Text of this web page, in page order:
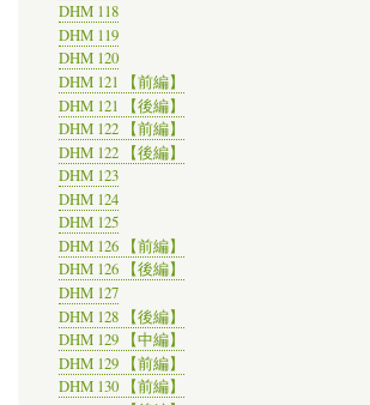
DHM 118
DHM 119
DHM 120
DHM 121 【前編】
DHM 121 【後編】
DHM 122 【前編】
DHM 122 【後編】
DHM 123
DHM 124
DHM 125
DHM 126 【前編】
DHM 126 【後編】
DHM 127
DHM 128 【後編】
DHM 129 【中編】
DHM 129 【前編】
DHM 130 【前編】